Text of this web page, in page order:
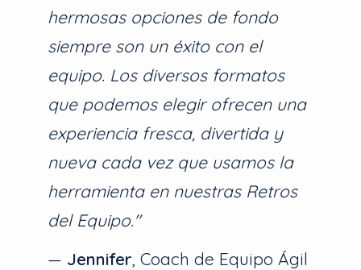
hermosas opciones de fondo
siempre son un éxito con el
equipo. Los diversos formatos
que podemos elegir ofrecen una
experiencia fresca, divertida y
nueva cada vez que usamos la
herramienta en nuestras Retros
del Equipo."
— Jennifer , Coach de Equipo Ágil